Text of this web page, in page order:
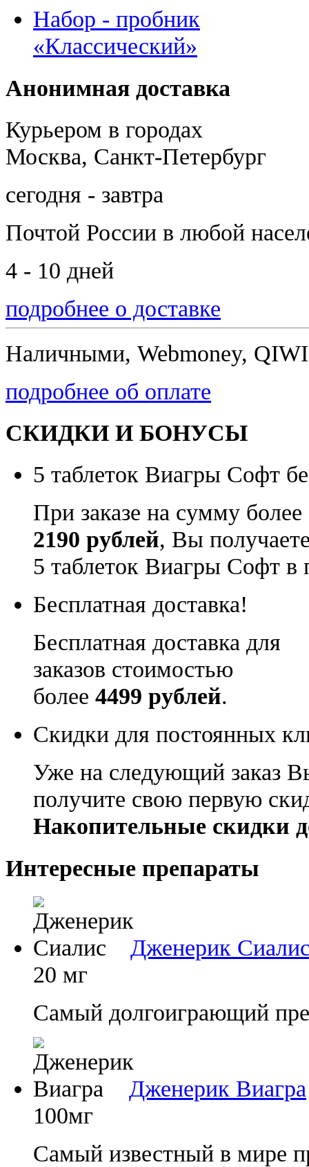
Набор - пробник
«Классический»
Анонимная доставка
Курьером в городах
Москва, Санкт-Петербург
сегодня - завтра
Почтой России в любой
4 - 10 дней
подробнее о доставке
Наличными, Webmoney,
подробнее об оплате
СКИДКИ И БОНУСЫ
5 таблеток Виагры Софт
При заказе на сумму более
2190 рублей, Вы
5 таблеток Виагры Софт в
Бесплатная доставка!
Бесплатная доставка для
заказов стоимостью
более 4499 рублей.
Скидки для постоянных
Уже на следующий заказ
получите свою первую
Накопительные скидки
Интересные препараты
Дженерик
20 мг
Самый долгоиграющий
Дженерик Виагра
100мг
Самый известный в мире